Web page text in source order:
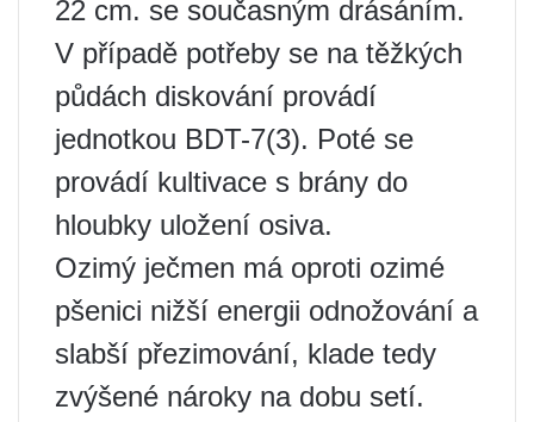
22 cm. se současným drásáním.
V případě potřeby se na těžkých
půdách diskování provádí
jednotkou BDT-7(3). Poté se
provádí kultivace s brány do
hloubky uložení osiva.
Ozimý ječmen má oproti ozimé
pšenici nižší energii odnožování a
slabší přezimování, klade tedy
zvýšené nároky na dobu setí.